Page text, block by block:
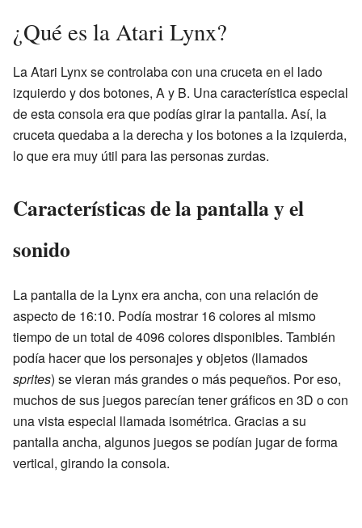
¿Qué es la Atari Lynx?
La Atari Lynx se controlaba con una cruceta en el lado
izquierdo y dos botones, A y B. Una característica especial
de esta consola era que podías girar la pantalla. Así, la
cruceta quedaba a la derecha y los botones a la izquierda,
lo que era muy útil para las personas zurdas.
Características de la pantalla y el
sonido
La pantalla de la Lynx era ancha, con una relación de
aspecto de 16:10. Podía mostrar 16 colores al mismo
tiempo de un total de 4096 colores disponibles. También
podía hacer que los personajes y objetos (llamados
sprites) se vieran más grandes o más pequeños. Por eso,
muchos de sus juegos parecían tener gráficos en 3D o con
una vista especial llamada isométrica. Gracias a su
pantalla ancha, algunos juegos se podían jugar de forma
vertical, girando la consola.